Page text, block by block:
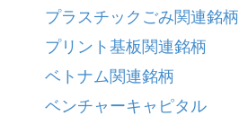
プラスチックごみ関連銘柄
プリント基板関連銘柄
ベトナム関連銘柄
ベンチャーキャピタル